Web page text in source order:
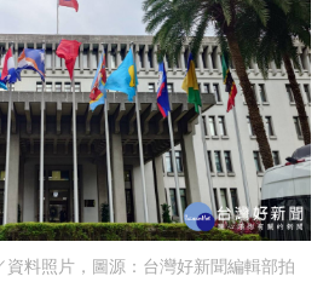
資料照片，圖源：台灣好新聞編輯部拍